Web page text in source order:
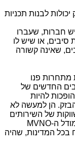
לבנות תכניות
חברות, שעברו
או שיש לו
שאינה קשורה
פנו
החדשים של
הופכות להיות
הן למעשה לא
של השירותים
ה-MVNO
בכל המדינות, שהיה